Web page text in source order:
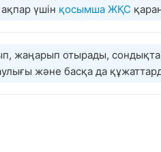
үшін қосымша ЖҚС
жаңарып отырады,
және басқа да